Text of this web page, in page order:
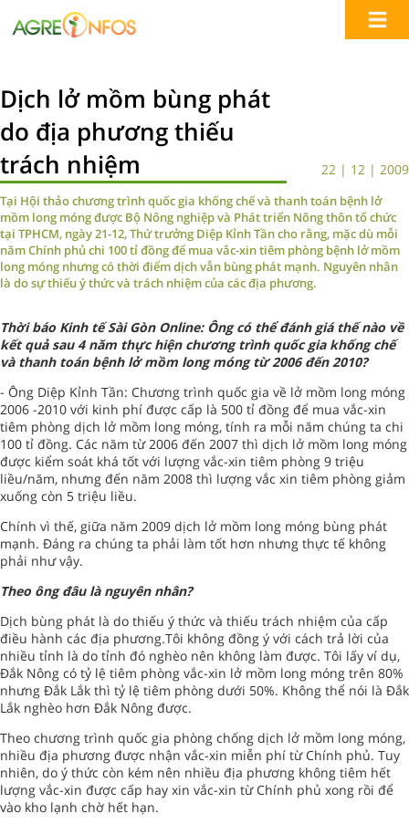
Dịch lở mồm bùng phát
do địa phương thiếu
trách nhiệm
22 | 12 | 2009
Tại Hội thảo chương trình quốc gia khống chế và thanh toán bệnh lở
mồm long móng được Bộ Nông nghiệp và Phát triển Nông thôn tổ chức
tại TPHCM, ngày 21-12, Thứ trưởng Diệp Kỉnh Tần cho rằng, mặc dù mỗi
năm Chính phủ chi 100 tỉ đồng để mua vắc-xin tiêm phòng bệnh lở mồm
long móng nhưng có thời điểm dịch vẫn bùng phát mạnh. Nguyên nhân
là do sự thiếu ý thức và trách nhiệm của các địa phương.
Thời báo Kinh tế Sài Gòn Online: Ông có thể đánh giá thế nào về
kết quả sau 4 năm thực hiện chương trình quốc gia khống chế
và thanh toán bệnh lở mồm long móng từ 2006 đến 2010?
- Ông Diệp Kỉnh Tần: Chương trình quốc gia về lở mồm long móng
2006 -2010 với kinh phí được cấp là 500 tỉ đồng để mua vắc-xin
tiêm phòng dịch lở mồm long móng, tính ra mỗi năm chúng ta chi
100 tỉ đồng. Các năm từ 2006 đến 2007 thì dịch lở mồm long móng
được kiểm soát khá tốt với lượng vắc-xin tiêm phòng 9 triệu
liều/năm, nhưng đến năm 2008 thì lượng vắc xin tiêm phòng giảm
xuống còn 5 triệu liều.
Chính vì thế, giữa năm 2009 dịch lở mồm long móng bùng phát
mạnh. Đáng ra chúng ta phải làm tốt hơn nhưng thực tế không
phải như vậy.
Theo ông đâu là nguyên nhân?
Dịch bùng phát là do thiếu ý thức và thiếu trách nhiệm của cấp
điều hành các địa phương.Tôi không đồng ý với cách trả lời của
nhiều tỉnh là do tỉnh đó nghèo nên không làm được. Tôi lấy ví dụ,
Đắk Nông có tỷ lệ tiêm phòng vắc-xin lở mồm long móng trên 80%
nhưng Đắk Lắk thì tỷ lệ tiêm phòng dưới 50%. Không thể nói là Đắk
Lắk nghèo hơn Đắk Nông được.
Theo chương trình quốc gia phòng chống dịch lở mồm long móng,
nhiều địa phương được nhận vắc-xin miễn phí từ Chính phủ. Tuy
nhiên, do ý thức còn kém nên nhiều địa phương không tiêm hết
lượng vắc-xin được cấp hay xin vắc-xin từ Chính phủ xong rồi để
vào kho lạnh chờ hết hạn.